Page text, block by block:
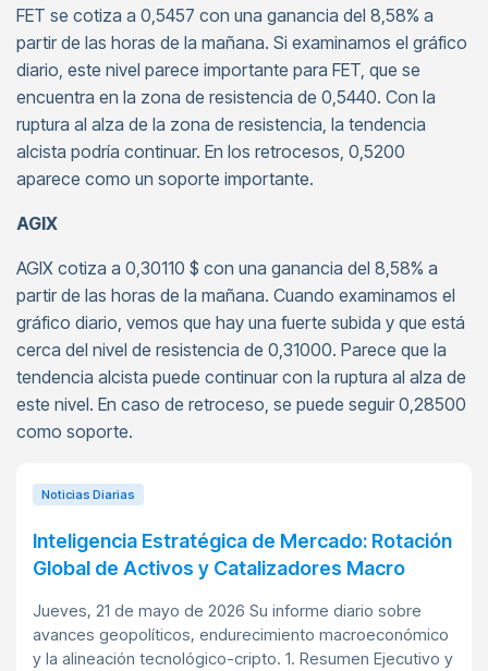
FET se cotiza a 0,5457 con una ganancia del 8,58% a
partir de las horas de la mañana. Si examinamos el gráfico
diario, este nivel parece importante para FET, que se
encuentra en la zona de resistencia de 0,5440. Con la
ruptura al alza de la zona de resistencia, la tendencia
alcista podría continuar. En los retrocesos, 0,5200
aparece como un soporte importante.
AGIX
AGIX cotiza a 0,30110 $ con una ganancia del 8,58% a
partir de las horas de la mañana. Cuando examinamos el
gráfico diario, vemos que hay una fuerte subida y que está
cerca del nivel de resistencia de 0,31000. Parece que la
tendencia alcista puede continuar con la ruptura al alza de
este nivel. En caso de retroceso, se puede seguir 0,28500
como soporte.
Noticias Diarias
Inteligencia Estratégica de Mercado: Rotación
Global de Activos y Catalizadores Macro
Jueves, 21 de mayo de 2026 Su informe diario sobre
avances geopolíticos, endurecimiento macroeconómico
y la alineación tecnológico-cripto. 1. Resumen Ejecutivo y